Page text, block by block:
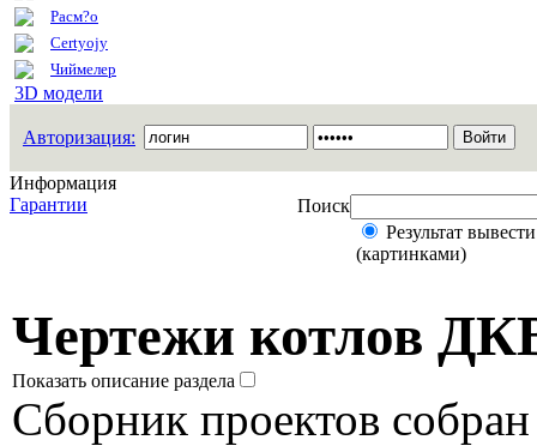
Расм?о
Certyojy
Чиймелер
3D модели
Авторизация:
Информация
Гарантии
Поиск
Результат
(картинками)
Чертежи котлов
Показать описание раздела
Сборник проектов